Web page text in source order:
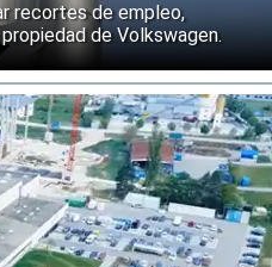
recortes de empleo,
de Volkswagen.